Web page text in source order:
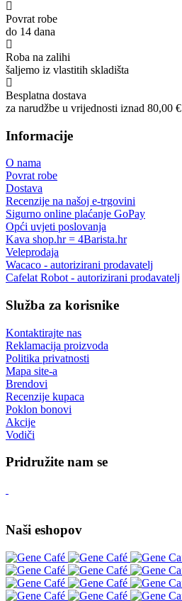
Povrat robe
do 14 dana
Roba na zalihi
šaljemo iz vlastitih skladišta
Besplatna dostava
za narudžbe u vrijednosti iznad 80,00 €
Informacije
O nama
Povrat robe
Dostava
Recenzije na našoj e-trgovini
Sigurno online plaćanje GoPay
Opći uvjeti poslovanja
Kava shop.hr = 4Barista.hr
Veleprodaja
Wacaco - autorizirani prodavatelj
Cafelat Robot - autorizirani prodavatelj
Služba za korisnike
Kontaktirajte nas
Reklamacija proizvoda
Politika privatnosti
Mapa site-a
Brendovi
Recenzije kupaca
Poklon bonovi
Akcije
Vodiči
Pridružite nam se
Naši eshopov